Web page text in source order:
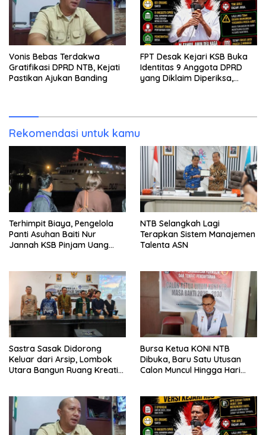
Vonis Bebas Terdakwa
Gratifikasi DPRD NTB, Kejati
Pastikan Ajukan Banding
FPT Desak Kejari KSB Buka
Identitas 9 Anggota DPRD
yang Diklaim Diperiksa,
Rekomendasi untuk kamu
Terhimpit Biaya, Pengelola
Panti Asuhan Baiti Nur
Jannah KSB Pinjam Uang
Kunjung Tuntas
NTB Selangkah Lagi
Terapkan Sistem Manajemen
Talenta ASN
Sastra Sasak Didorong
Keluar dari Arsip, Lombok
Utara Bangun Ruang Kreatif
Bursa Ketua KONI NTB
Dibuka, Baru Satu Utusan
Calon Muncul Hingga Hari